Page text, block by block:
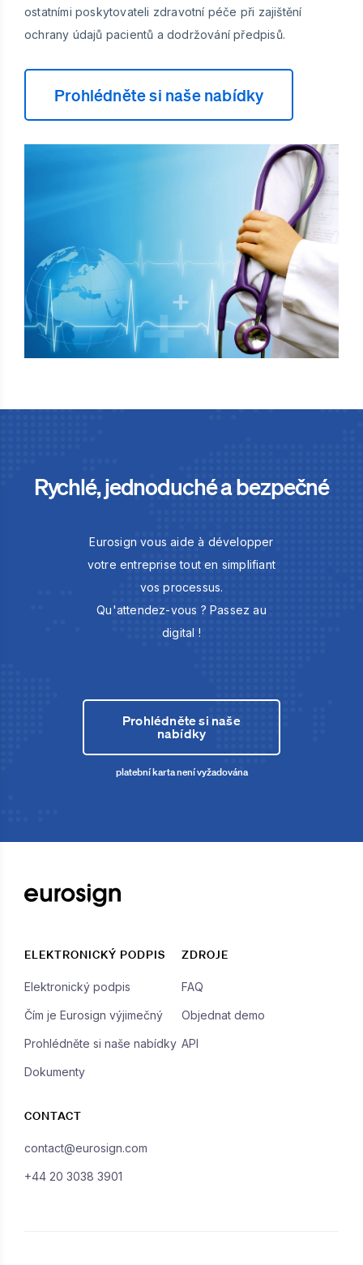
ostatními poskytovateli zdravotní péče při zajištění
ochrany údajů pacientů a dodržování předpisů.
Prohlédněte si naše nabídky
Rychlé, jednoduché a bezpečné
Eurosign vous aide à développer
votre entreprise tout en simplifiant
vos processus.
Qu'attendez-vous ? Passez au
digital !
Prohlédněte si naše
nabídky
platební karta není vyžadována
ELEKTRONICKÝ PODPIS
Elektronický podpis
Čím je Eurosign výjimečný
Prohlédněte si naše nabídky
Dokumenty
ZDROJE
FAQ
Objednat demo
API
CONTACT
contact@eurosign.com
+44 20 3038 3901